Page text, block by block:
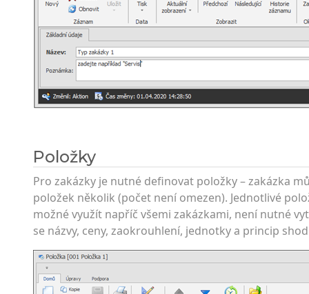
Položky
Pro zakázky je nutné definovat položky – zakázka
položek několik (počet není omezen). Jednotlivé
možné využít napříč všemi zakázkami, není nutné
se názvy, ceny, zaokrouhlení, jednotky a princip